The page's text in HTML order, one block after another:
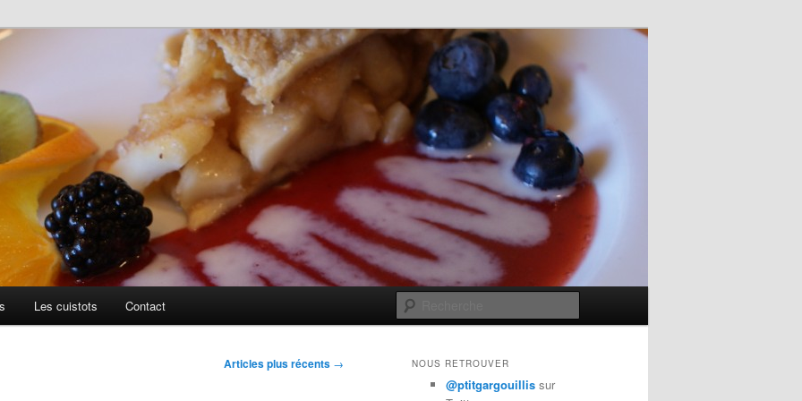
Les cuistots Contact
Articles plus récents → NOUS RETROUVER
@ptitgargouillissur